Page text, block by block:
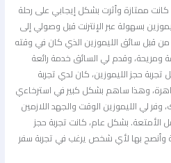
ممتازة وأثرت بشكل إيجابي على رحلة
بسهولة عبر الإنترنت قبل وصولي إلى
قبل سائق الليموزين الذي كان في وقته
وقدم لي السائق خدمة رائعة
حجز الليموزين، كان لدي تجربة
وهذا ساهم بشكل كبير في استرخاءي
لي الليموزين الوقت والجهد اللازمين
بشكل عام، كانت تجربة حجز
وأنصح بها لأي شخص يرغب في تجربة سفر